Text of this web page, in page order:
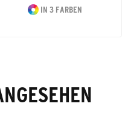
IN 3 FARBEN